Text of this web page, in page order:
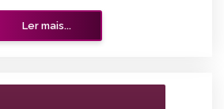
Ler mais...